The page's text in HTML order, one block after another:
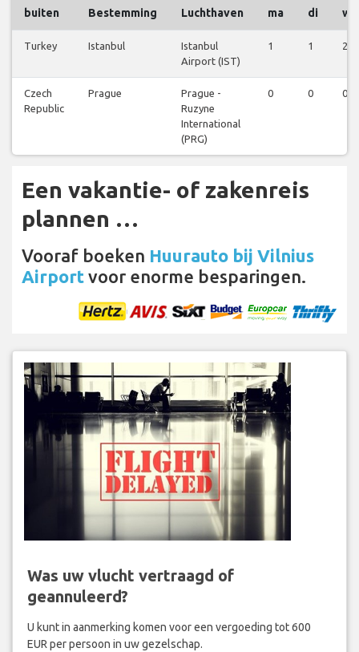
buiten Bestemming Luchthaven ma di wo
Turkey Istanbul
Istanbul
Airport (IST)
1 1 2
Czech
Republic
Prague
Prague -
Ruzyne
International
(PRG)
0 0 0
Een vakantie- of zakenreis
plannen …
Vooraf boeken Huurauto bij Vilnius
Airport voor enorme besparingen.
Was uw vlucht vertraagd of
geannuleerd?
U kunt in aanmerking komen voor een vergoeding tot 600
EUR per persoon in uw gezelschap.